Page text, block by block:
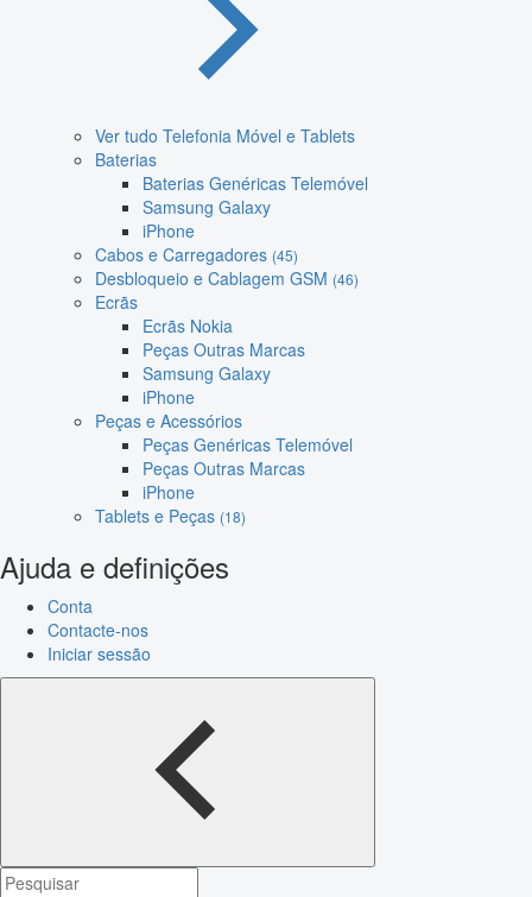
Ver tudo Telefonia Móvel e Tablets
Baterias
Baterias Genéricas Telemóvel
Samsung Galaxy
iPhone
Cabos e Carregadores (45)
Desbloqueio e Cablagem GSM (46)
Ecrãs
Ecrãs Nokia
Peças Outras Marcas
Samsung Galaxy
iPhone
Peças e Acessórios
Peças Genéricas Telemóvel
Peças Outras Marcas
iPhone
Tablets e Peças (18)
Ajuda e definições
Conta
Contacte-nos
Iniciar sessão